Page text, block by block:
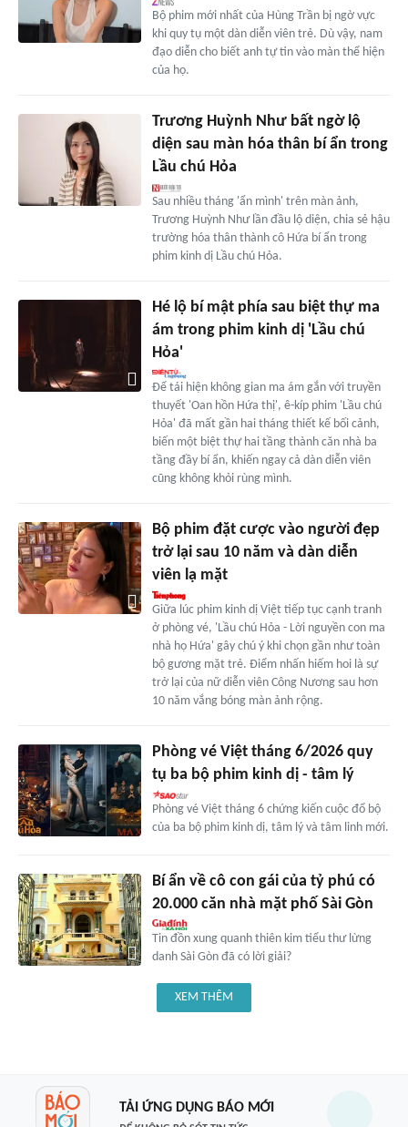
Bộ phim mới nhất của Hùng Trần bị ngờ vực
khi quy tụ một dàn diễn viên trẻ. Dù vậy, nam
đạo diễn cho biết anh tự tin vào màn thể hiện
của họ.
Trương Huỳnh Như bất ngờ lộ
diện sau màn hóa thân bí ẩn trong
Lầu chú Hỏa
Sau nhiều tháng 'ẩn mình' trên màn ảnh,
Trương Huỳnh Như lần đầu lộ diện, chia sẻ hậu
trường hóa thân thành cô Hứa bí ẩn trong
phim kinh dị Lầu chú Hỏa.
Hé lộ bí mật phía sau biệt thự ma
ám trong phim kinh dị 'Lầu chú
Hỏa'
Để tái hiện không gian ma ám gắn với truyền
thuyết 'Oan hồn Hứa thị', ê-kíp phim 'Lầu chú
Hỏa' đã mất gần hai tháng thiết kế bối cảnh,
biến một biệt thự hai tầng thành căn nhà ba
tầng đầy bí ẩn, khiến ngay cả dàn diễn viên
cũng không khỏi rùng mình.
Bộ phim đặt cược vào người đẹp
trở lại sau 10 năm và dàn diễn
viên lạ mặt
Giữa lúc phim kinh dị Việt tiếp tục cạnh tranh
ở phòng vé, 'Lầu chú Hỏa - Lời nguyền con ma
nhà họ Hứa' gây chú ý khi chọn gần như toàn
bộ gương mặt trẻ. Điểm nhấn hiếm hoi là sự
trở lại của nữ diễn viên Công Nương sau hơn
10 năm vắng bóng màn ảnh rộng.
Phòng vé Việt tháng 6/2026 quy
tụ ba bộ phim kinh dị - tâm lý
Phòng vé Việt tháng 6 chứng kiến cuộc đổ bộ
của ba bộ phim kinh dị, tâm lý và tâm linh mới.
Bí ẩn về cô con gái của tỷ phú có
20.000 căn nhà mặt phố Sài Gòn
Tin đồn xung quanh thiên kim tiểu thư lừng
danh Sài Gòn đã có lời giải?
XEM THÊM
TẢI ỨNG DỤNG BÁO MỚI